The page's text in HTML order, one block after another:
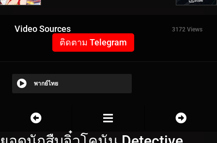
Video Sources 3172 Views
ติดตาม Telegram
พากย์ไทย